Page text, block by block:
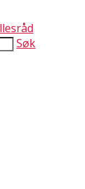
Søk